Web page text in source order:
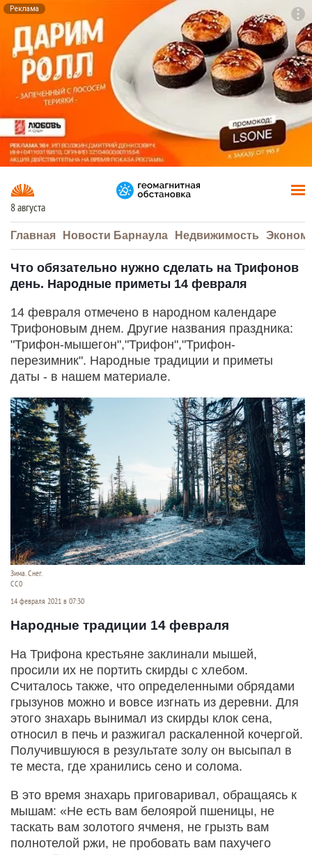
Реклама
8 августа
Главная Новости Барнаула Недвижимость
Что обязательно нужно сделать на Трифонов
день. Народные приметы 14 февраля
14 февраля отмечено в народном календаре
Трифоновым днем. Другие названия праздника:
"Трифон-мышегон","Трифон","Трифон-
перезимник". Народные традиции и приметы
даты - в нашем материале.
Зима. Снег.
СС0
14 февраля 2021 в 07:30
Народные традиции 14 февраля
На Трифона крестьяне заклинали мышей,
просили их не портить скирды с хлебом.
Считалось также, что определенными обрядами
грызунов можно и вовсе изгнать из деревни. Для
этого знахарь вынимал из скирды клок сена,
относил в печь и разжигал раскаленной кочергой.
Получившуюся в результате золу он высыпал в
те места, где хранились сено и солома.
В это время знахарь приговаривал, обращаясь к
мышам: «Не есть вам белоярой пшеницы, не
таскать вам золотого ячменя, не грызть вам
полнотелой ржи, не пробовать вам пахучего